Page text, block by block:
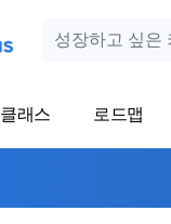
클래스 로드맵